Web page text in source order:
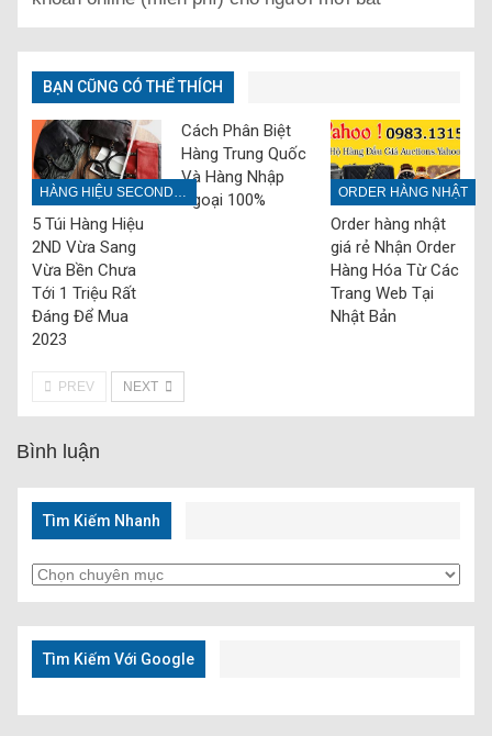
BẠN CŨNG CÓ THỂ THÍCH
HÀNG HIỆU SECONDHAND
5 Túi Hàng Hiệu
2ND Vừa Sang
Vừa Bền Chưa
Tới 1 Triệu Rất
Đáng Để Mua
2023
Cách Phân Biệt
Hàng Trung Quốc
Và Hàng Nhập
Ngoại 100%
ORDER HÀNG NHẬT
Order hàng nhật
giá rẻ Nhận Order
Hàng Hóa Từ Các
Trang Web Tại
Nhật Bản
PREV NEXT
Bình luận
Tìm Kiếm Nhanh
Tìm
Kiếm
Nhanh
Tìm Kiếm Với Google